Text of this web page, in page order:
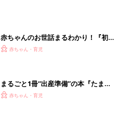
赤ちゃんのお世話まるわかり！『初め
てのひよこクラブ 夏号』〈巻頭大特
赤ちゃん・育児
まるごと1冊“出産準備”の本『たまご
クラブ 夏号』〈スペシャル大特集〉
赤ちゃん・育児